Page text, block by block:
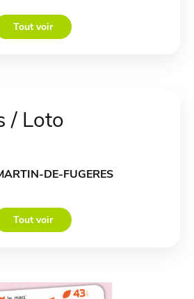
Tout voir
/ Loto
DE-FUGERES
Tout voir